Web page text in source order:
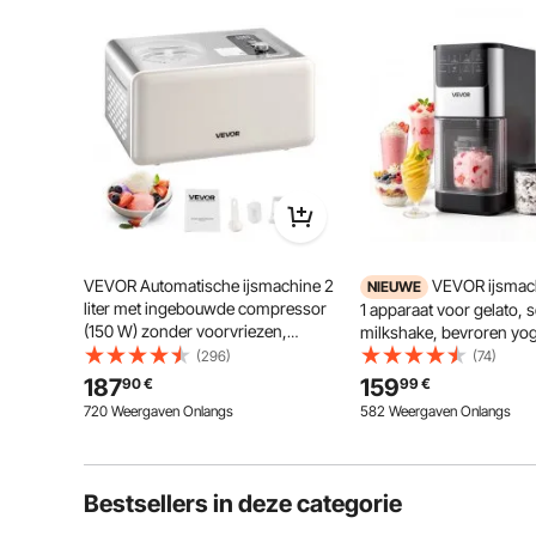
VEVOR Automatische ijsmachine 2
liter met ingebouwde compressor
(150 W) zonder voorvriezen,
ijsmachine met 3 standen,
elektrische ijsmachine, bevroren
sorbetmaker voor thuiskeuken
(296)
18790€
720 Weergaven Onlangs
NIEUWE VEVOR
1 apparaat voor gelato,
milkshake, bevroren
licht ijs, zelfgemaakte
met roer- en
druk op de knop, voor
romige textuur.
(74)
15999€
582 Weergaven Onlangs
Bestsellers in deze categorie